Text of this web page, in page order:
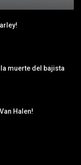
muerte del bajista
Halen!